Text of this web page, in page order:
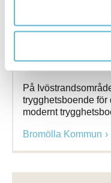
Webbsida
På
trygghetsboende för
modernt
Bromölla Kommun